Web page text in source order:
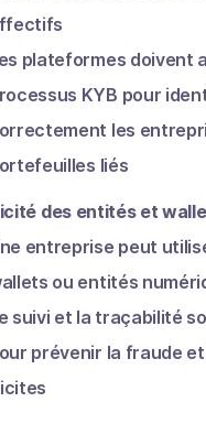
plateformes doivent
KYB pour
les
liés
des entités et
entreprise peut
ou entités
suivi et la traçabilité
prévenir la fraude